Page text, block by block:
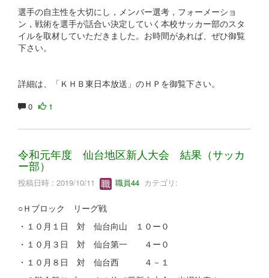
選手の自主性を大切にし，メンバー選考，フォーメーショ
ン，戦術を選手が話合い決定していく本校サッカー部のスタ
イルを取材していただきました。お時間があれば、ぜひ御覧
下さい。
詳細は、「ＫＨＢ東日本放送」のＨＰを御覧下さい。
0 1
令和元年度 仙台地区新人大会 結果（サッカ
ー部）
投稿日時 : 2019/10/11 職員44 カテゴリ:
○Ｈブロック リーグ戦
・１０月１日 対 仙台向山 １０ー０
・１０月３日 対 仙台第一 ４ー０
・１０月８日 対 仙台西 ４－１